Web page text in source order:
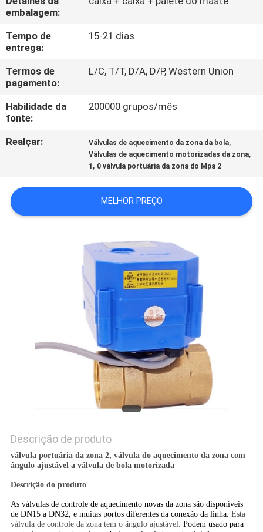
CONTACTE-
PEÇA
UMAS
CITAÇÕES
DO
SITE
embalagem:
Tempo de
entrega:
15-21 dias
Termos de
pagamento:
L/C, T/T, D/A, D/P, Western Union
Habilidade da
fonte:
200000 grupos/mês
Realçar: Válvulas de aquecimento da zona da bola,
Válvulas de aquecimento motorizadas da zona,
1 , 0 válvula portuária da zona do Mpa 2
MELHOR PREÇO
Descrição de produto
válvula portuária da zona 2, válvula do aquecimento da zona com
ângulo ajustável a válvula de bola motorizada
Descrição do produto
As válvulas de controle de aquecimento novas da zona são disponíveis
de DN15 a DN32, e muitas portos diferentes da conexão da linha. Esta
válvula de controle da zona tem o ângulo ajustável. Podem usado para